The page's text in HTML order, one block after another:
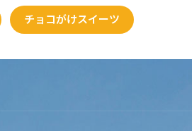
チョコがけスイーツ